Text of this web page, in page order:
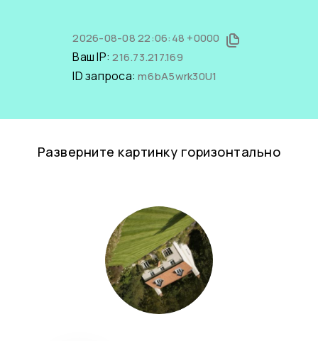
2026-08-08 22:06:48 +0000
Ваш IP:216.73.217.169
ID запроса:m6bA5wrk30U1
Разверните картинку горизонтально